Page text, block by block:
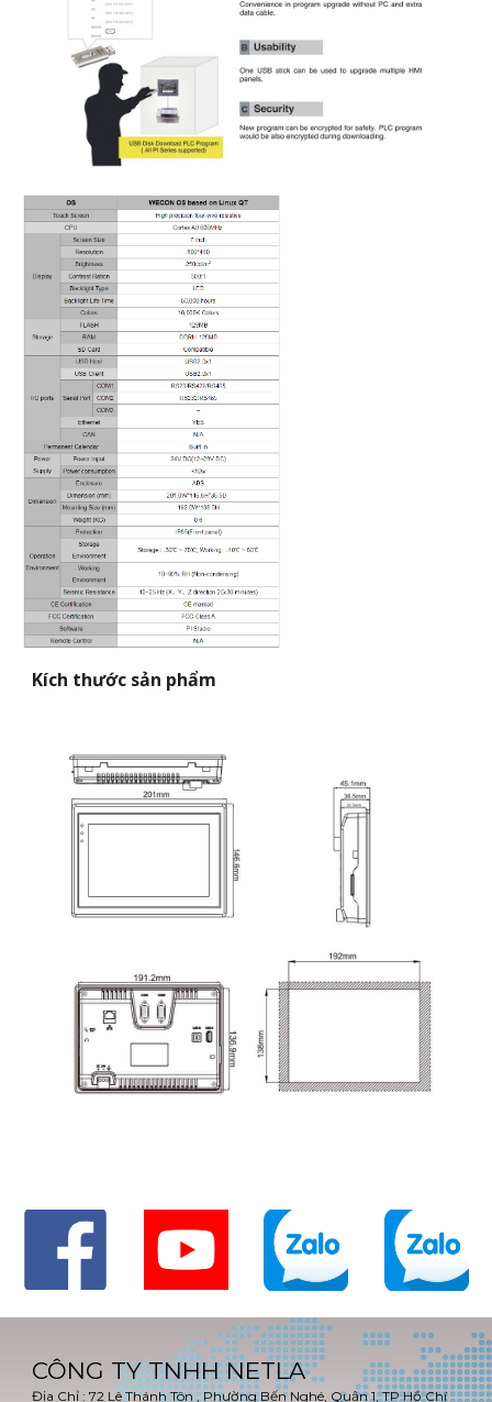
Kích thước sản phẩm
CÔNG TY TNHH NETLA
Địa Chỉ : 72 Lê Thánh Tôn , Phường Bến Nghé, Quận 1, TP Hồ Chí